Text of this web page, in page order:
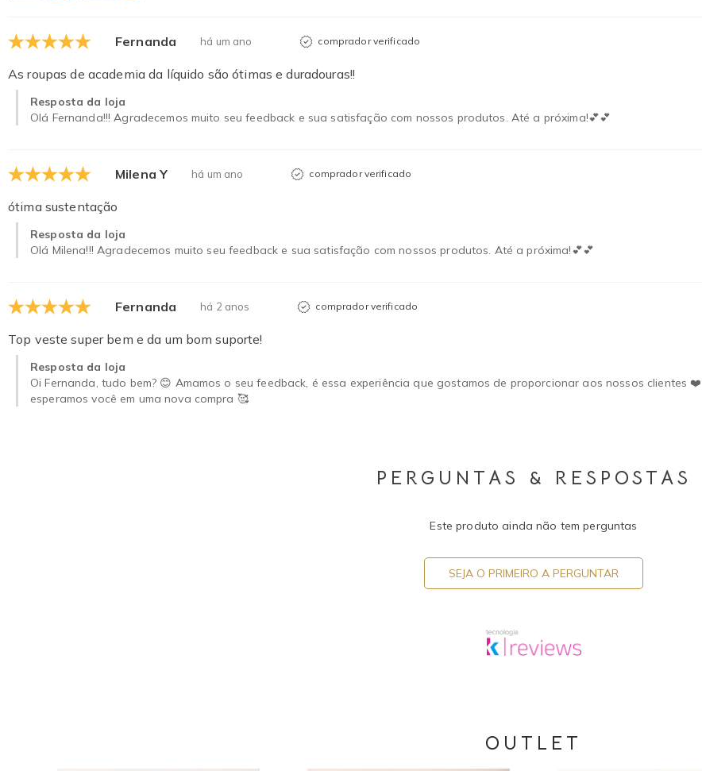
Fernanda há um ano comprador verificado
As roupas de academia da líquido são ótimas e duradouras!!
Resposta da loja
Olá Fernanda!!! Agradecemos muito seu feedback e sua satisfação com nossos produtos. Até a próxima!💕💕
Milena Y há um ano comprador verificado
ótima sustentação
Resposta da loja
Olá Milena!!! Agradecemos muito seu feedback e sua satisfação com nossos produtos. Até a próxima!💕💕
Fernanda há 2 anos comprador verificado
Top veste super bem e da um bom suporte!
Resposta da loja
Oi Fernanda, tudo bem? 😊 Amamos o seu feedback, é essa experiência que gostamos de proporcionar aos nossos clientes
esperamos você em uma nova compra 🥰
PERGUNTAS & RESPOSTAS
Este produto ainda não tem perguntas
SEJA O PRIMEIRO A PERGUNTAR
OUTLET